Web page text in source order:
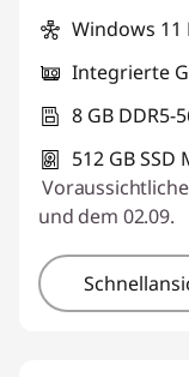
Windows 11
Integrierte
8 GB DDR5-
512 GB SSD
und dem 02.09.